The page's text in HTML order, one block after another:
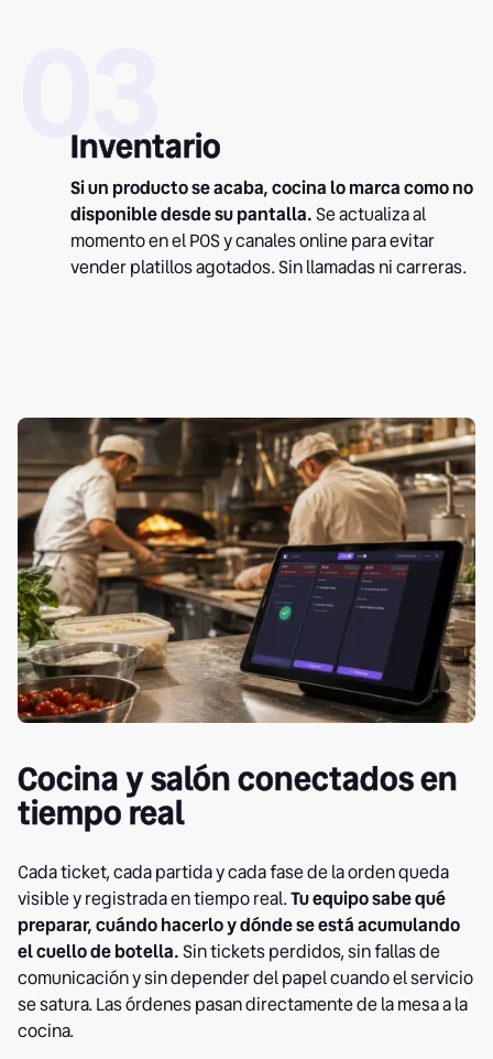
03
Inventario
Si un producto se acaba, cocina lo marca como no
disponible desde su pantalla.Se actualiza al
momento en el POS y canales online para evitar
vender platillos agotados. Sin llamadas ni carreras.
Cocina y salón conectados en
tiempo real
Cada ticket, cada partida y cada fase de la orden queda
visible y registrada en tiempo real.Tu equipo sabe qué
preparar, cuándo hacerlo y dónde se está acumulando
el cuello de botella.Sin tickets perdidos, sin fallas de
comunicación y sin depender del papel cuando el servicio
se satura. Las órdenes pasan directamente de la mesa a la
cocina.